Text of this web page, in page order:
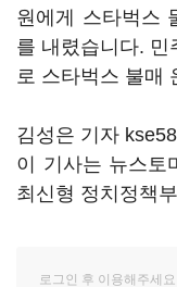
원에게 스타벅스
를 내렸습니다. 민
로 스타벅스 불매
김성은 기자
이 기사는 뉴스토
최신형 정치정책